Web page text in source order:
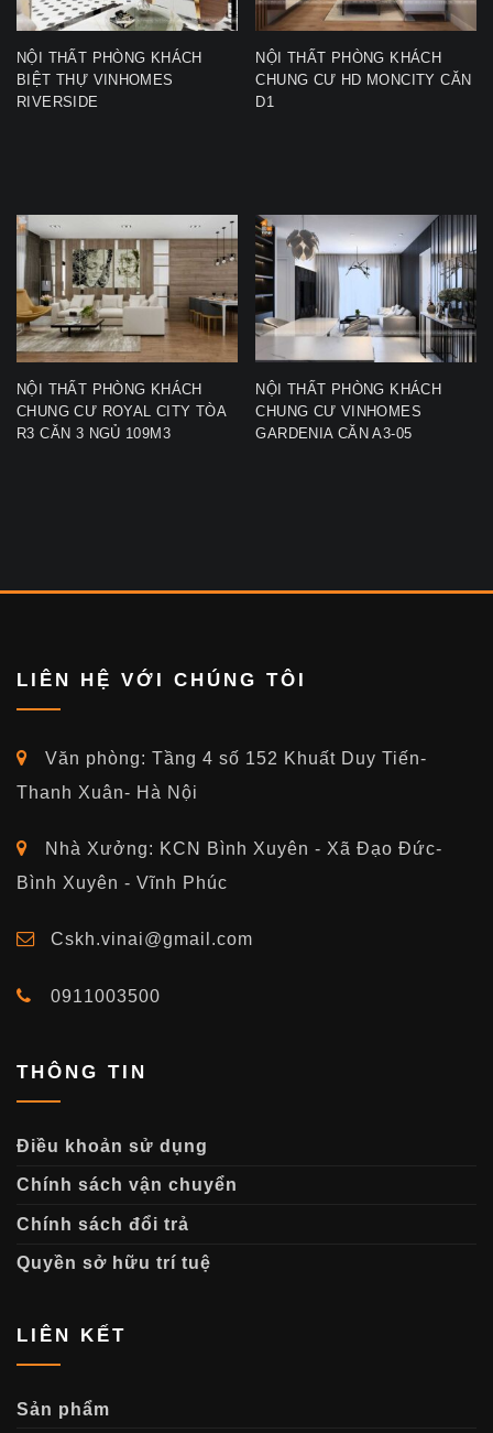
NỘI THẤT PHÒNG KHÁCH
BIỆT THỰ VINHOMES
RIVERSIDE
NỘI THẤT PHÒNG KHÁCH
CHUNG CƯ HD MONCITY CĂN
D1
NỘI THẤT PHÒNG KHÁCH
CHUNG CƯ ROYAL CITY TÒA
R3 CĂN 3 NGỦ 109M3
NỘI THẤT PHÒNG KHÁCH
CHUNG CƯ VINHOMES
GARDENIA CĂN A3-05
LIÊN HỆ VỚI CHÚNG TÔI
Văn phòng: Tầng 4 số 152 Khuất Duy Tiến-
Thanh Xuân- Hà Nội
Nhà Xưởng: KCN Bình Xuyên - Xã Đạo Đức-
Bình Xuyên - Vĩnh Phúc
Cskh.vinai@gmail.com
0911003500
THÔNG TIN
Điều khoản sử dụng
Chính sách vận chuyển
Chính sách đổi trả
Quyền sở hữu trí tuệ
LIÊN KẾT
Sản phẩm